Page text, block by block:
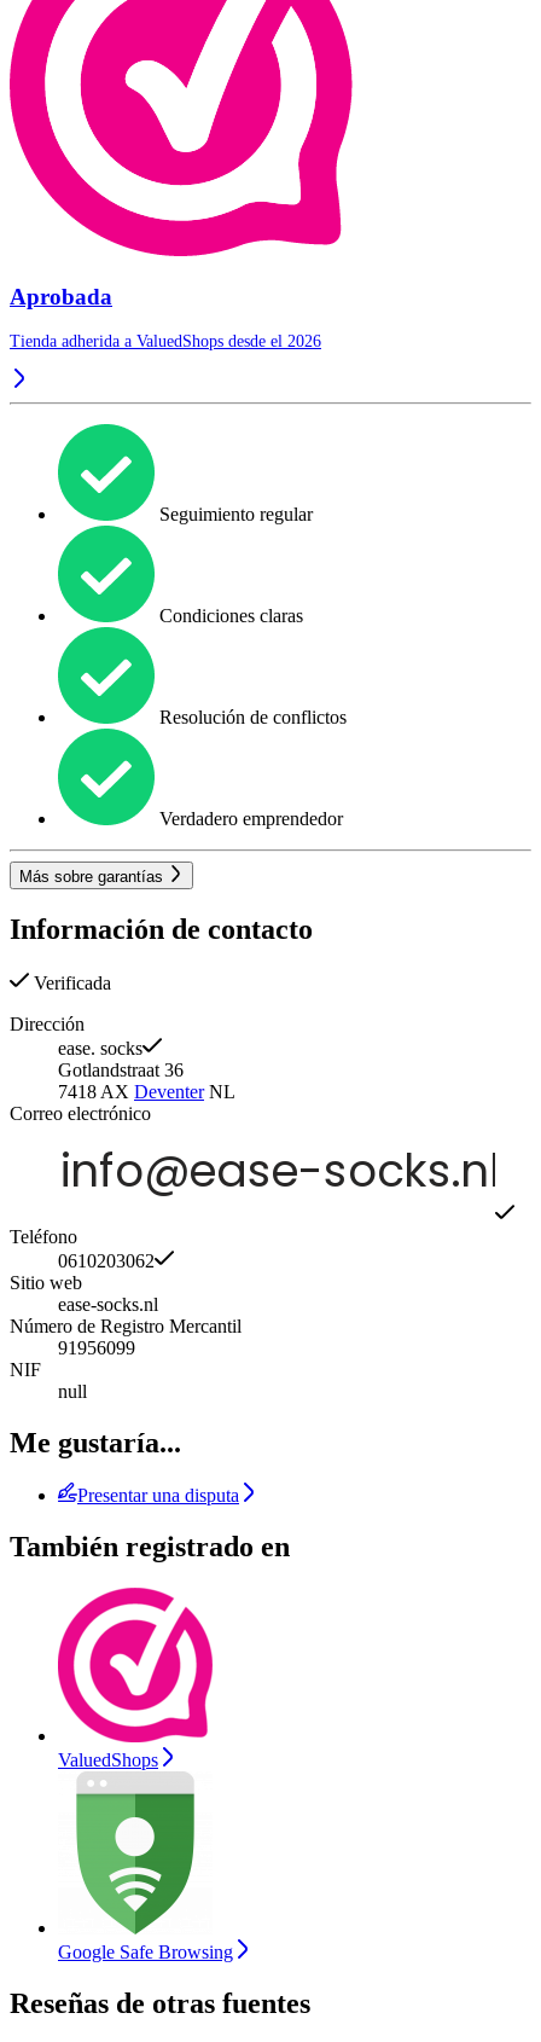
Aprobada
Tienda adherida a ValuedShops desde el 2026
Seguimiento regular
Condiciones claras
Resolución de conflictos
Verdadero emprendedor
Más sobre garantías
Información de contacto
Verificada
Dirección
ease. socks
Gotlandstraat 36
7418 AX DeventerNL
Correo electrónico
Teléfono
0610203062
Sitio web
ease-socks.nl
Número de Registro Mercantil
91956099
NIF
null
Me gustaría...
Presentar una disputa
También registrado en
ValuedShops
Google Safe Browsing
Reseñas de otras fuentes